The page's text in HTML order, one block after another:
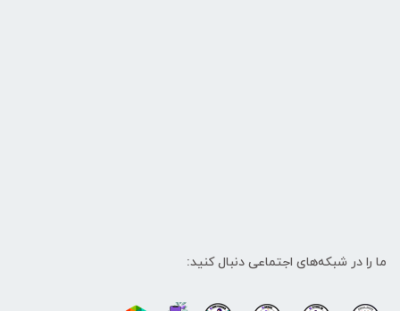
ما را در شبکه‌های اجتماعی دنبال کنید: